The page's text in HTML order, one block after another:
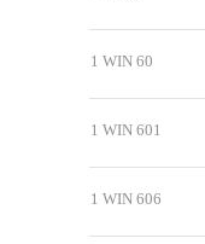
1 WIN 60
1 WIN 601
1 WIN 606